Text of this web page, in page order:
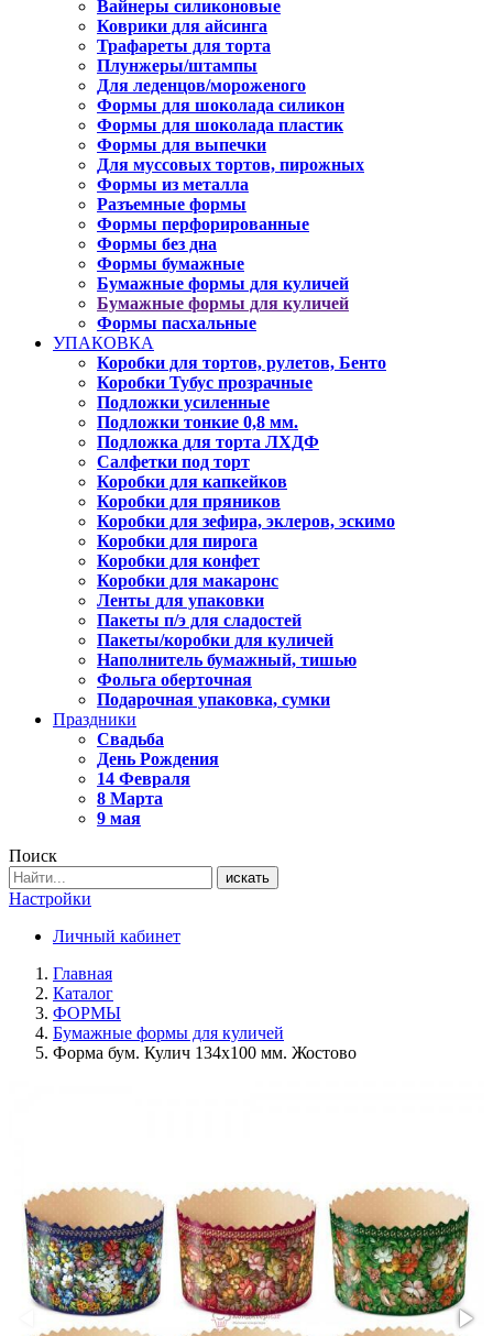
Вайнеры силиконовые
Коврики для айсинга
Трафареты для торта
Плунжеры/штампы
Для леденцов/мороженого
Формы для шоколада силикон
Формы для шоколада пластик
Формы для выпечки
Для муссовых тортов, пирожных
Формы из металла
Разъемные формы
Формы перфорированные
Формы без дна
Формы бумажные
Бумажные формы для куличей
Бумажные формы для куличей
Формы пасхальные
УПАКОВКА
Коробки для тортов, рулетов, Бенто
Коробки Тубус прозрачные
Подложки усиленные
Подложки тонкие 0,8 мм.
Подложка для торта ЛХДФ
Салфетки под торт
Коробки для капкейков
Коробки для пряников
Коробки для зефира, эклеров, эскимо
Коробки для пирога
Коробки для конфет
Коробки для макаронс
Ленты для упаковки
Пакеты п/э для сладостей
Пакеты/коробки для куличей
Наполнитель бумажный, тишью
Фольга оберточная
Подарочная упаковка, сумки
Праздники
Свадьба
День Рождения
14 Февраля
8 Марта
9 мая
Поиск
искать
Настройки
Личный кабинет
Главная
Каталог
ФОРМЫ
Бумажные формы для куличей
Форма бум. Кулич 134х100 мм. Жостово